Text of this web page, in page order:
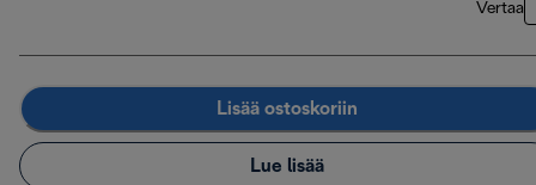
Vertaa
Lisää ostoskoriin
Lue lisää